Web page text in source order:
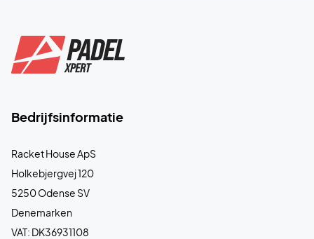
Bedrijfsinformatie
Racket House ApS
Holkebjergvej 120
5250 Odense SV
Denemarken
VAT: DK36931108